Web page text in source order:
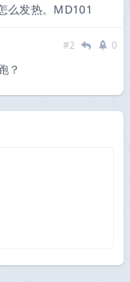
么发热。MD101
#2 0
？